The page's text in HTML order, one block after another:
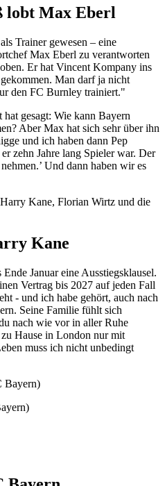
lobt Max Eberl
Trainer gewesen – eine
Max Eberl zu verantworten
Er hat Vincent Kompany ins
Man darf ja nicht
den FC Burnley trainiert."
gesagt: Wie kann Bayern
Aber Max hat sich sehr über ihn
und ich haben dann Pep
zehn Jahre lang Spieler war. Der
Und dann haben wir es
Kane, Florian Wirtz und die
Kane
Januar eine Ausstiegsklausel.
Vertrag bis 2027 auf jeden Fall
- und ich habe gehört, auch nach
Seine Familie fühlt sich
nach wie vor in aller Ruhe
Hause in London nur mit
muss ich nicht unbedingt